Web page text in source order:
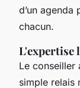
d’un agenda
chacun.
L'expertise
Le conseiller
simple relais